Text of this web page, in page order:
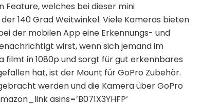
Feature, welches bei dieser mini
140 Grad Weitwinkel. Viele Kameras bieten
der mobilen App eine Erkennungs- und
wirst, wenn sich jemand im
filmt in 1080p und sorgt für gut erkennbares
hat, ist der Mount für GoPro Zubehör.
werden und die Kamera über GoPro
asins=’B071X3YHFP‘